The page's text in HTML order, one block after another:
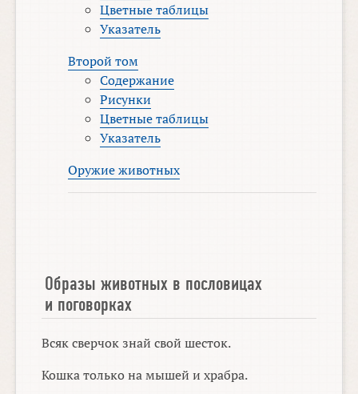
Цветные таблицы
Указатель
Второй том
Содержание
Рисунки
Цветные таблицы
Указатель
Оружие животных
Образы животных в пословицах
и поговорках
Всяк сверчок знай свой шесток.
Кошка только на мышей и храбра.